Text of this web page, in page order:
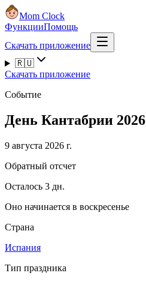
Mom Clock
ФункцииПомощь
Скачать приложение
🇷🇺
Скачать приложение
Событие
День Кантабрии 2026
9 августа 2026 г.
Обратный отсчет
Осталось 3 дн.
Оно начинается в воскресенье
Страна
Испания
Тип праздника